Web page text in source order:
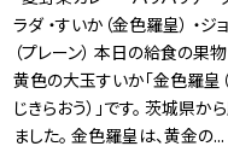
ラダ ・すいか（金色羅皇） ・ジ
（プレーン） 本日の給食の果物
黄色の大玉すいか「金色羅皇
じきらおう）」です。 茨城県か
ました。 金色羅皇は、黄金の...